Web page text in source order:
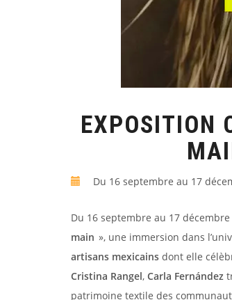
EXPOSITION
Du 16 septembre au 17
Du 16 septembre au 17 décembre
main », une immersion dans
artisans mexicains dont elle
Cristina Rangel, Carla Fernández
patrimoine textile des